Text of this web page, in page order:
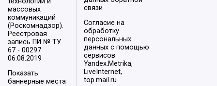
массовых
коммуникаций
(Роскомнадзор).
Реестровая
запись ПИ № ТУ
67 - 00297
06.08.2019
Показать
баннерные места
связи
Согласие на
обработку
персональных
данных с помощью
сервисов
Yandex.Metrika,
LiveInternet,
top.mail.ru